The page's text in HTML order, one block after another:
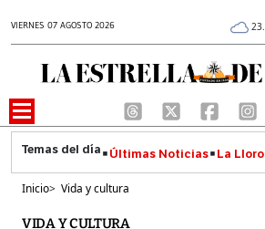
VIERNES 07 AGOSTO 2026
Últimas Noticias La
Inicio> Vida y cultura
VIDA Y CULTURA